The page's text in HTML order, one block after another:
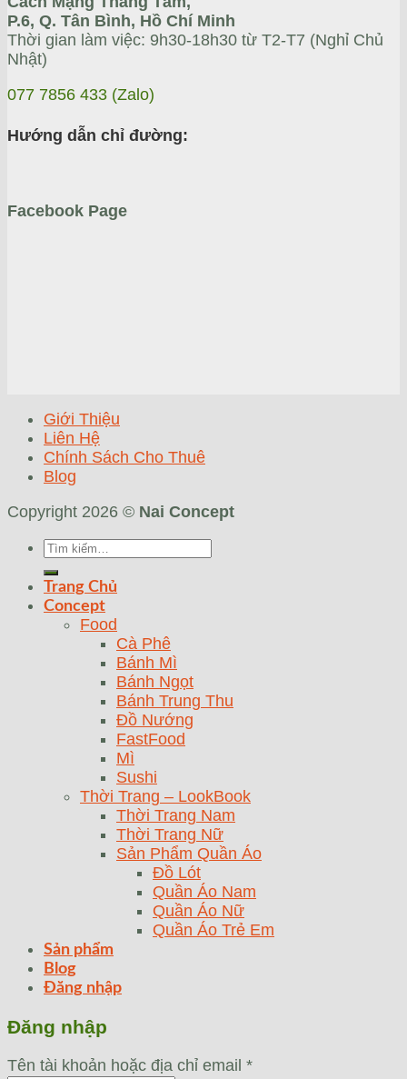
P.6, Q. Tân Bình, Hồ Chí Minh
Thời gian làm việc: 9h30-18h30 từ T2-T7 (Nghỉ Chủ
Nhật)
077 7856 433 (Zalo)
Hướng dẫn chỉ đường:
Facebook Page
Giới Thiệu
Liên Hệ
Chính Sách Cho Thuê
Blog
Copyright 2026 © Nai Concept
Tìm
Trang Chủ
Concept
Food
Cà Phê
Bánh Mì
Bánh Ngọt
Bánh Trung Thu
Đồ Nướng
FastFood
Mì
Sushi
Thời Trang – LookBook
Thời Trang Nam
Thời Trang Nữ
Sản Phẩm Quần Áo
Đồ Lót
Quần Áo Nam
Quần Áo Nữ
Quần Áo Trẻ Em
Sản phẩm
Blog
Đăng nhập
Đăng nhập
Tên tài khoản hoặc địa chỉ email *